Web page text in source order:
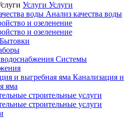
Услуги Услуги
воды Анализ качества воды
и озеленение
и озеленение
Бытовки
Системы
и выгребная яма Канализация и
яма
строительные услуги
строительные услуги